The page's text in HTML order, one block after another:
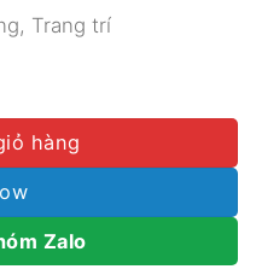
Trang trí
MÃ GOL276 số lượng
hàng
Zalo